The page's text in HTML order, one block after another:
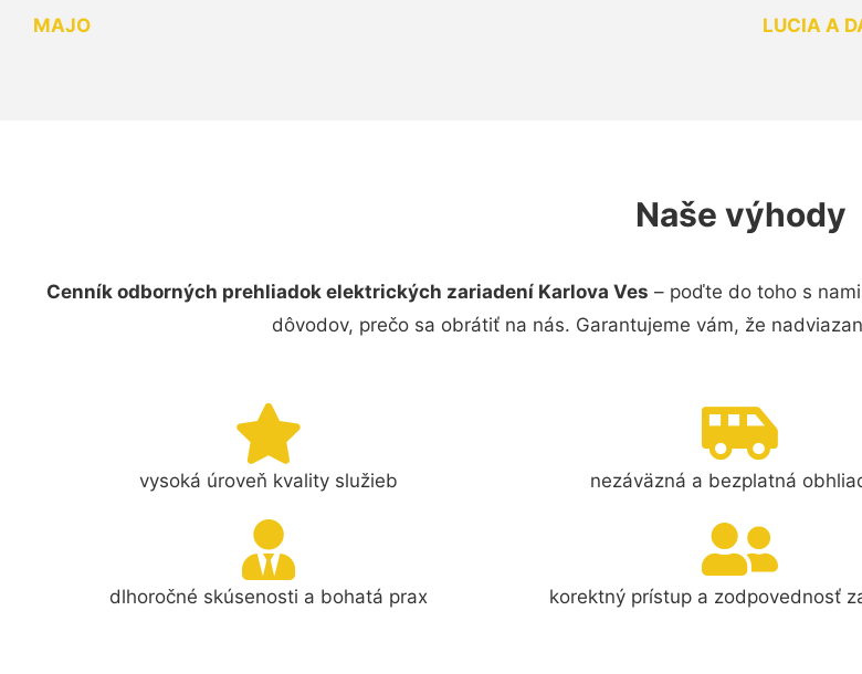
MAJO LUCIA A
Naše výhody
Cenník odborných prehliadok elektrických zariadení Karlova Ves – poďte do toho s
dôvodov, prečo sa obrátiť na nás. Garantujeme vám, že
vysoká úroveň kvality služieb nezáväzná a bezplatná
dlhoročné skúsenosti a bohatá prax korektný prístup a zodpovednosť